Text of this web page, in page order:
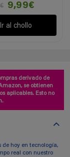
9,99€
Ir al chollo
derivado de
se obtienen
aplicables. Esto no
de hoy en tecnología,
real con nuestro